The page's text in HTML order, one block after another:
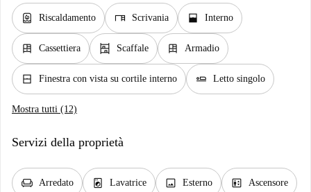
water_heater Riscaldamento desk Scrivania window_open Interno
dresser Cassettiera shelves Scaffale dresser Armadio
window_closed Finestra con vista su cortile interno airline_seat_flat Letto singolo
Mostra tutti (12)
Servizi della proprietà
chair Arredato local_laundry_service Lavatrice image Esterno elevator Ascensore